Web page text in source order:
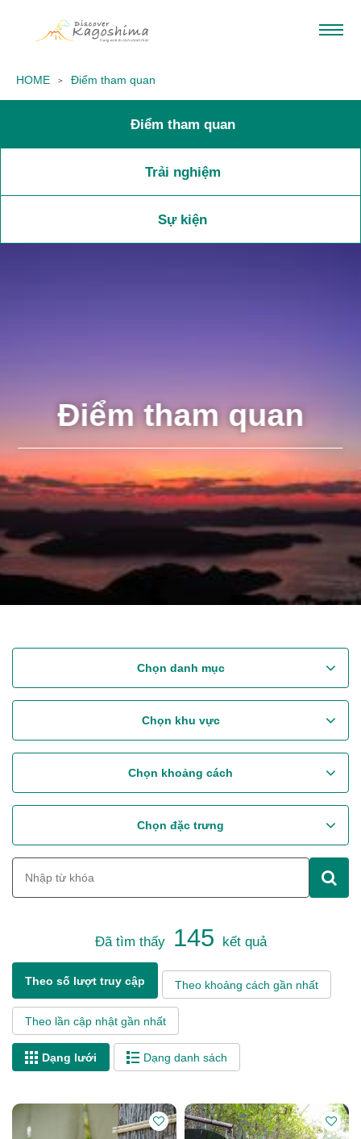
HOME Điểm tham quan
Điểm tham quan
Trải nghiệm
Sự kiện
Điểm tham quan
Chọn danh mục
Chọn khu vực
Chọn khoảng cách
Chọn đặc trưng
Đã tìm thấy 145 kết quả
Theo số lượt truy cập Theo khoảng cách gần nhất
Theo lần cập nhật gần nhất
Dạng lưới Dạng danh sách